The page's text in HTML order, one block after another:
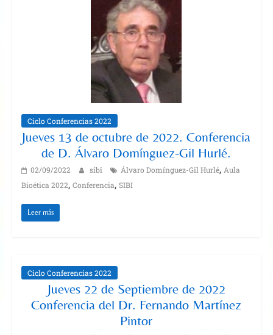
Ciclo Conferencias 2022
Jueves 13 de octubre de 2022. Conferencia
de D. Álvaro Domínguez-Gil Hurlé.
02/09/2022 sibi Álvaro Domínguez-Gil Hurlé, Aula
Bioética 2022, Conferencia, SIBI
Leer más
Ciclo Conferencias 2022
Jueves 22 de Septiembre de 2022
Conferencia del Dr. Fernando Martínez
Pintor